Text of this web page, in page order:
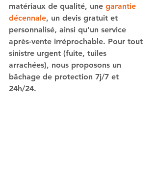
matériaux de qualité, une garantie
décennale, un devis gratuit et
personnalisé, ainsi qu'un service
après-vente irréprochable. Pour tout
sinistre urgent (fuite, tuiles
arrachées), nous proposons un
bâchage de protection 7j/7 et
24h/24.